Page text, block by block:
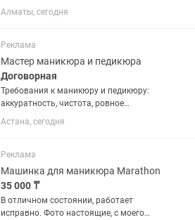
ногтевого сервиса Обязанности: •
Маникюр и педикюр • Покрытие гель-
Наращивание ногтей • Выполнение...
Алматы, сегодня
Реклама
Мастер маникюра и педикюра
Договорная
Требования к маникюру и педикюру:
аккуратность, чистота, ровное
покрытие, ухоженные ногти и красивый
дизайн.
Астана, сегодня
Реклама
Машинка для маникюра Marathon
35 000 ₸
В отличном состоянии, работает
исправно. Фото настоящие, с моего